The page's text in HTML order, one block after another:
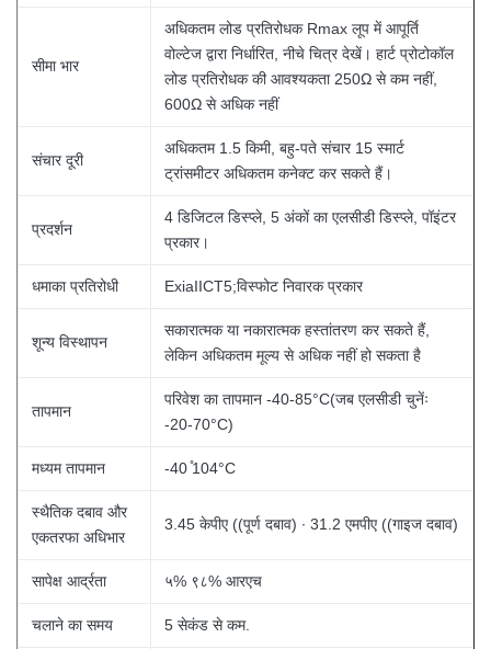
सीमा भार
अधिकतम लोड प्रतिरोधक Rmax लूप में आपूर्ति
वोल्टेज द्वारा निर्धारित, नीचे चित्र देखें। हार्ट प्रोटोकॉल
लोड प्रतिरोधक की आवश्यकता 250Ω से कम नहीं,
600Ω से अधिक नहीं
संचार दूरी
अधिकतम 1.5 किमी, बहु-पते संचार 15 स्मार्ट
ट्रांसमीटर अधिकतम कनेक्ट कर सकते हैं।
प्रदर्शन
4 डिजिटल डिस्प्ले, 5 अंकों का एलसीडी डिस्प्ले, पॉइंटर
प्रकार।
धमाका प्रतिरोधी ExiaIICT5;विस्फोट निवारक प्रकार
शून्य विस्थापन
सकारात्मक या नकारात्मक हस्तांतरण कर सकते हैं,
लेकिन अधिकतम मूल्य से अधिक नहीं हो सकता है
तापमान
परिवेश का तापमान -40-85°C(जब एलसीडी चुनेंः
-20-70°C)
मध्यम तापमान -40 ̊104°C
स्थैतिक दबाव और
एकतरफा अधिभार
3.45 केपीए ((पूर्ण दबाव) ∙ 31.2 एमपीए ((गाइज दबाव)
सापेक्ष आर्द्रता ५% ९८% आरएच
चलाने का समय 5 सेकंड से कम.